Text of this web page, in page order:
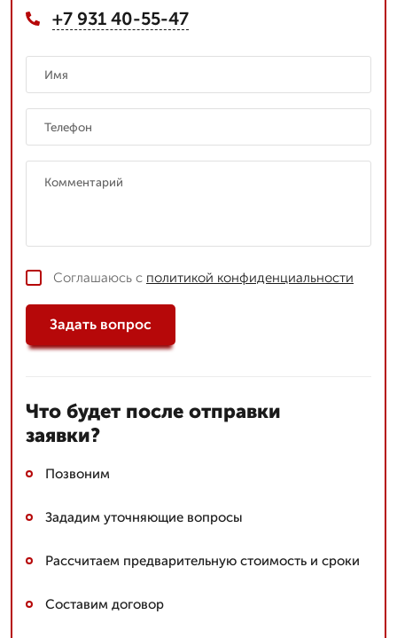
+7 931 40-55-47
Соглашаюсь с политикой конфиденциальности
Задать вопрос
Что будет после отправки
заявки?
Позвоним
Зададим уточняющие вопросы
Рассчитаем предварительную стоимость и сроки
Составим договор